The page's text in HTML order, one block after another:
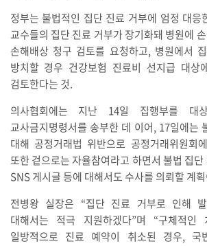
정부는 불법적인 집단 진료 거부에 엄정 대응
교수들의 집단 진료 거부가 장기화돼 병원에
손해배상 청구 검토를 요청하고, 병원에서
방치할 경우 건강보험 진료비 선지급 대상
검토한다는 것.
의사협회에는 지난 14일 집행부를 대
교사금지명령서를 송부한 데 이어, 17일에는
대해 공정거래법 위반으로 공정거래위원회
또한 겉으로는 자율참여라고 하면서 불법 집
SNS 게시글 등에 대해서도 수사를 의뢰할 계
전병왕 실장은 “집단 진료 거부로 인해
대해서는 적극 지원하겠다”며 “구체적인
일방적으로 진료 예약이 취소된 경우,